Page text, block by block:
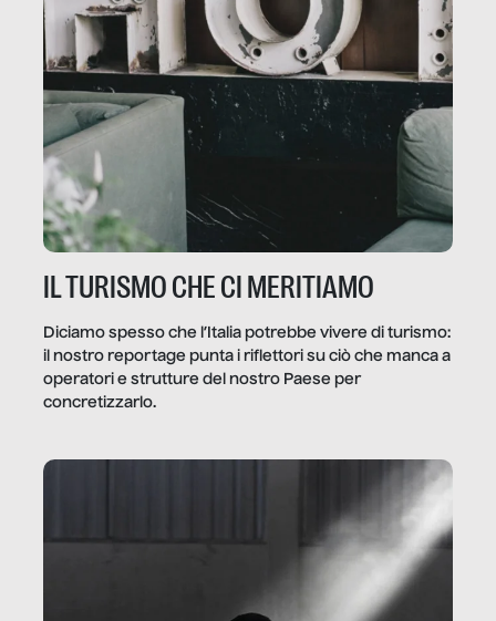
IL TURISMO CHE CI MERITIAMO
Diciamo spesso che l’Italia potrebbe vivere di turismo:
il nostro reportage punta i riflettori su ciò che manca a
operatori e strutture del nostro Paese per
concretizzarlo.